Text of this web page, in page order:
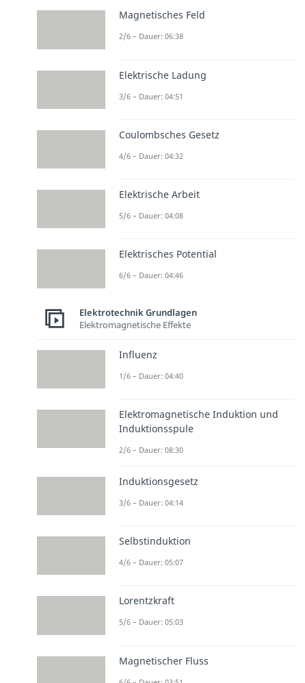
Magnetisches Feld
2/6 – Dauer: 06:38
Elektrische Ladung
3/6 – Dauer: 04:51
Coulombsches Gesetz
4/6 – Dauer: 04:32
Elektrische Arbeit
5/6 – Dauer: 04:08
Elektrisches Potential
6/6 – Dauer: 04:46
Elektrotechnik Grundlagen
Elektromagnetische Effekte
Influenz
1/6 – Dauer: 04:40
Elektromagnetische Induktion und
Induktionsspule
2/6 – Dauer: 08:30
Induktionsgesetz
3/6 – Dauer: 04:14
Selbstinduktion
4/6 – Dauer: 05:07
Lorentzkraft
5/6 – Dauer: 05:03
Magnetischer Fluss